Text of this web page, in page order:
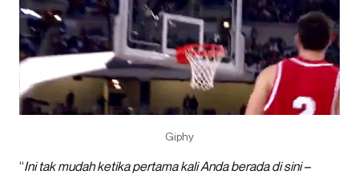
Giphy
“Ini tak mudah ketika pertama kali Anda berada di sini –